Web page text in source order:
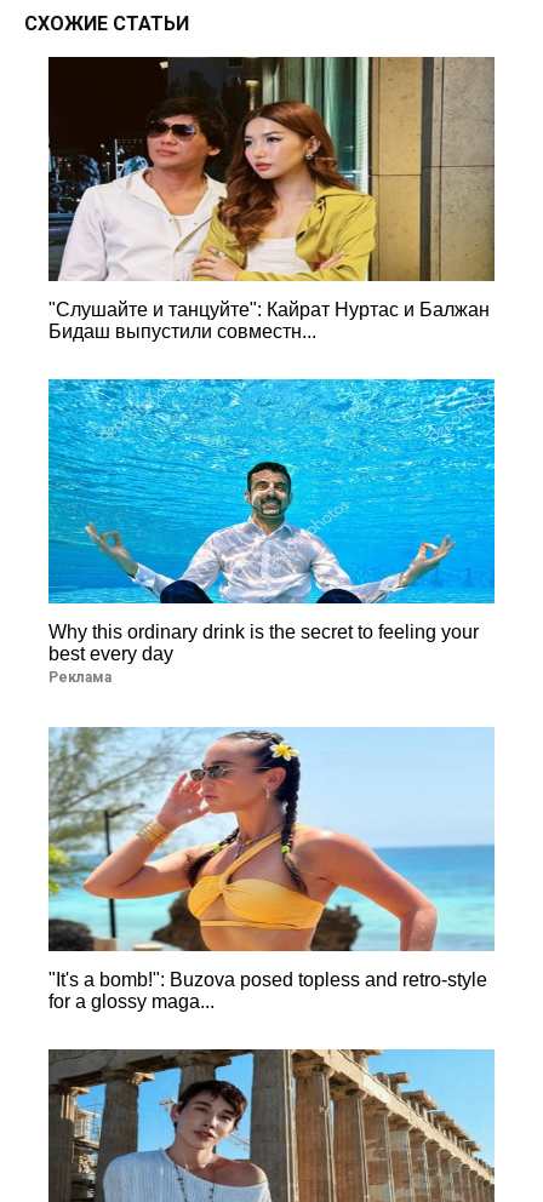
СХОЖИЕ СТАТЬИ
"Слушайте и танцуйте": Кайрат Нуртас и Балжан
Бидаш выпустили совместн...
Why this ordinary drink is the secret to feeling your
best every day
Реклама
"It's a bomb!": Buzova posed topless and retro-style
for a glossy maga...